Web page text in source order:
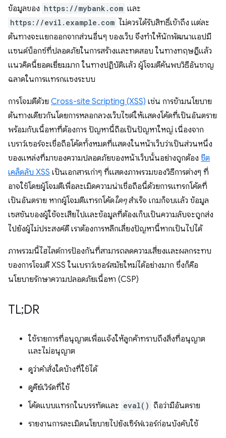
ข้อมูลของ https://mybank.com และ
https://evil.example.com ไม่ควรได้รับสิทธิ์เข้าถึง แต่ละ
ต้นทางจะแยกออกจากส่วนอื่นๆ ของเว็บ จึงทำให้นักพัฒนาแอปมี
แซนด์บ็อกซ์ที่ปลอดภัยในการสร้างและทดสอบ ในทางทฤษฎีแล้ว
แนวคิดนี้ยอดเยี่ยมมาก ในทางปฏิบัติแล้ว ผู้โจมตีค้นพบวิธีอันชาญ
ฉลาดในการแทรกแซงระบบ
การโจมตีด้วย Cross-site Scripting (XSS) เช่น การข้ามนโยบาย
ต้นทางเดียวกันโดยการหลอกลวงเว็บไซต์ให้แสดงโค้ดที่เป็นอันตราย
พร้อมกับเนื้อหาที่ต้องการ ปัญหานี้ถือเป็นปัญหาใหญ่ เนื่องจาก
เบราว์เซอร์จะเชื่อถือโค้ดทั้งหมดที่แสดงในหน้าเว็บว่าเป็นส่วนหนึ่ง
ของแหล่งที่มาของความปลอดภัยของหน้าเว็บนั้นอย่างถูกต้อง ชีต
เคล็ดลับ XSS เป็นเอกสารเก่าๆ ที่แสดงภาพรวมของวิธีการต่างๆ ที่
อาจใช้โดยผู้โจมตีเพื่อละเมิดความน่าเชื่อถือนี้ด้วยการแทรกโค้ดที่
เป็นอันตราย หากผู้โจมตีแทรกโค้ดใดๆสำเร็จ เกมก็จบแล้ว ข้อมูล
เซสชันของผู้ใช้จะเสียไปและข้อมูลที่ต้องเก็บเป็นความลับจะถูกส่ง
ไปยังผู้ไม่ประสงค์ดี เราต้องการหลีกเลี่ยงปัญหานี้หากเป็นไปได้
ภาพรวมนี้ไฮไลต์การป้องกันที่สามารถลดความเสี่ยงและผลกระทบ
ของการโจมตี XSS ในเบราว์เซอร์สมัยใหม่ได้อย่างมาก ซึ่งก็คือ
นโยบายรักษาความปลอดภัยเนื้อหา (CSP)
TL;DR
ใช้รายการที่อนุญาตเพื่อแจ้งให้ลูกค้าทราบถึงสิ่งที่อนุญาต
และไม่อนุญาต
ดูว่าคำสั่งใดบ้างที่ใช้ได้
ดูคีย์เวิร์ดที่ใช้
โค้ดแบบแทรกในบรรทัดและ eval() ถือว่ามีอันตราย
รายงานการละเมิดนโยบายไปยังเซิร์ฟเวอร์ก่อนบังคับใช้